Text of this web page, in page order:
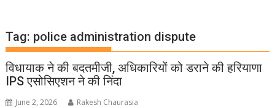
Tag: police administration dispute
विधायाक ने की बदतमीजी, अधिकारियों को डराने की हरियाणा
IPS एसोसिएशन ने की निंदा
June 2, 2026 Rakesh Chaurasia